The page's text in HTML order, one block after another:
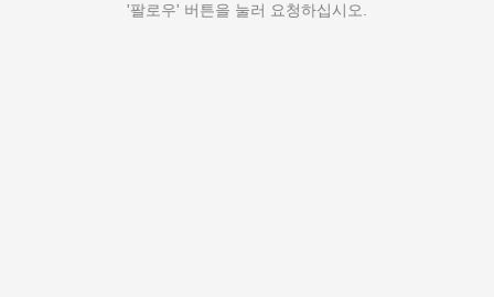
'팔로우' 버튼을 눌러 요청하십시오.